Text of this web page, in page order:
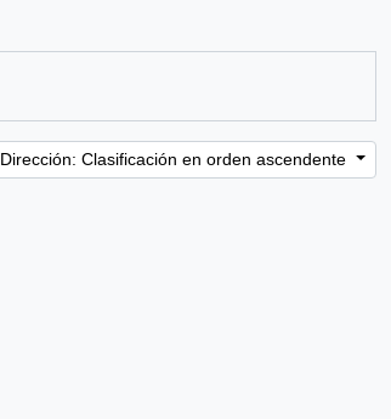
Dirección: Clasificación en orden ascendente